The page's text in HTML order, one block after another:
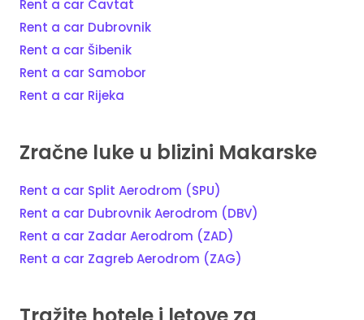
Rent a car Cavtat
Rent a car Dubrovnik
Rent a car Šibenik
Rent a car Samobor
Rent a car Rijeka
Zračne luke u blizini Makarske
Rent a car Split Aerodrom (SPU)
Rent a car Dubrovnik Aerodrom (DBV)
Rent a car Zadar Aerodrom (ZAD)
Rent a car Zagreb Aerodrom (ZAG)